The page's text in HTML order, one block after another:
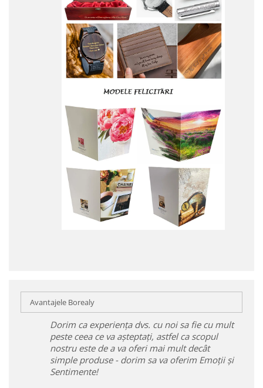
Avantajele Borealy
Dorim ca experiența dvs. cu noi sa fie cu mult
peste ceea ce va așteptați, astfel ca scopul
nostru este de a va oferi mai mult decât
simple produse - dorim sa va oferim Emoții și
Sentimente!